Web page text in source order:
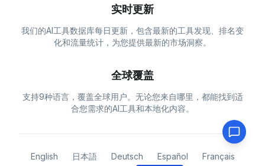
实时更新
我们的AI工具数据库每日更新，包含最新的工具发现、排名变
化和流量统计，为您提供最新的市场洞察。
全球覆盖
支持9种语言，覆盖全球用户。无论您来自哪里，都能找到适
合您需求的AI工具和本地化内容。
English 日本語 Deutsch Español Français